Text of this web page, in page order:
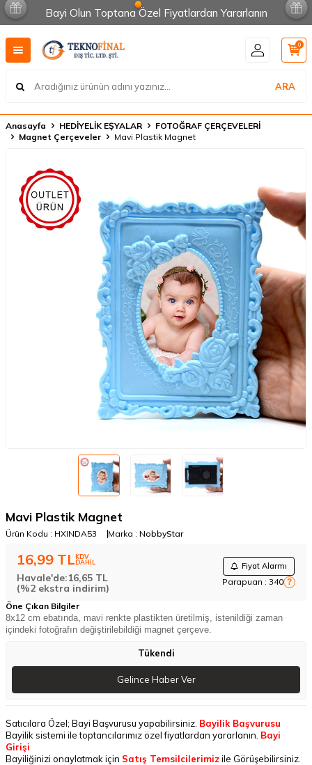
Bayi Olun Toptana Özel Fiyatlardan Yararlanın
ARA
0
Anasayfa HEDİYELİK EŞYALAR
FOTOĞRAF ÇERÇEVELERİ
Magnet Çerçeveler
Mavi Plastik Magnet
Mavi Plastik Magnet
Ürün Kodu : HXINDA53 Marka : NobbyStar
16,99 TLKDV
DAHİL Fiyat Alarmı
Parapuan : 340 ?
Havale'de:16,65 TL
(%2 ekstra indirim)
Öne Çıkan Bilgiler
8x12 cm ebatında, mavi renkte plastikten üretilmiş, istenildiği zaman
içindeki fotoğrafın değiştirilebildiği magnet çerçeve.
Tükendi
Gelince Haber Ver
Satıcılara Özel; Bayi Başvurusu yapabilirsiniz. Bayilik Başvurusu
Bayilik sistemi ile toptancılarımız özel fiyatlardan yararlanın. Bayi
Girişi
Bayiliğinizi onaylatmak için Satış Temsilcilerimizile Görüşebilirsiniz.